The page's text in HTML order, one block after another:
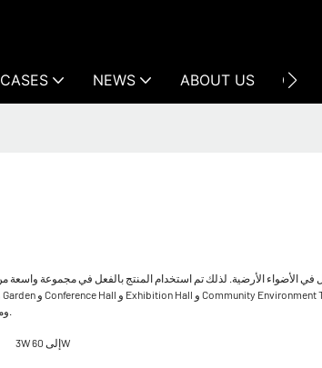
CASES NEWS ABOUT US
3W إلى 60W